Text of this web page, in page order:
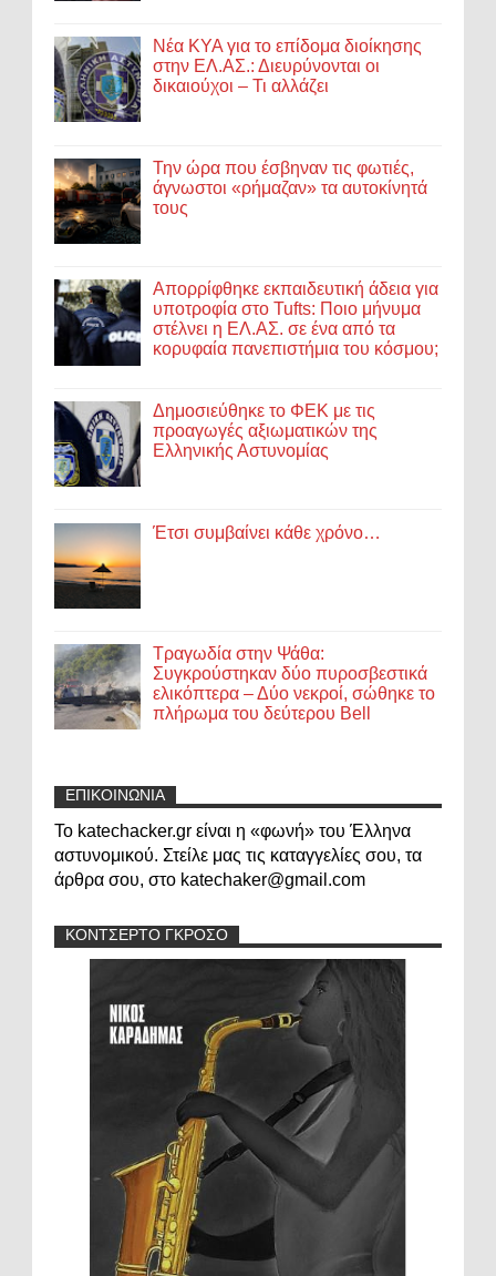
Νέα ΚΥΑ για το επίδομα διοίκησης
στην ΕΛ.ΑΣ.: Διευρύνονται οι
δικαιούχοι – Τι αλλάζει
Την ώρα που έσβηναν τις φωτιές,
άγνωστοι «ρήμαζαν» τα αυτοκίνητά
τους
Απορρίφθηκε εκπαιδευτική άδεια για
υποτροφία στο Tufts: Ποιο μήνυμα
στέλνει η ΕΛ.ΑΣ. σε ένα από τα
κορυφαία πανεπιστήμια του κόσμου;
Δημοσιεύθηκε το ΦΕΚ με τις
προαγωγές αξιωματικών της
Ελληνικής Αστυνομίας
Έτσι συμβαίνει κάθε χρόνο…
Τραγωδία στην Ψάθα:
Συγκρούστηκαν δύο πυροσβεστικά
ελικόπτερα – Δύο νεκροί, σώθηκε το
πλήρωμα του δεύτερου Bell
ΕΠΙΚΟΙΝΩΝΙΑ
Το katechacker.gr είναι η «φωνή» του Έλληνα
αστυνομικού. Στείλε μας τις καταγγελίες σου, τα
άρθρα σου, στο katechaker@gmail.com
ΚΟΝΤΣΕΡΤΟ ΓΚΡΟΣΟ